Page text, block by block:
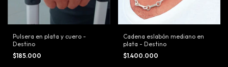
Pulsera en plata y cuero -
Destino
$185.000
Cadena eslabón mediano en
plata - Destino
$1.400.000